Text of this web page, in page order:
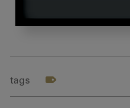
tags